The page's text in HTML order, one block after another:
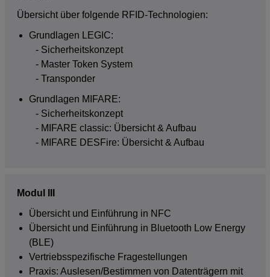
Übersicht über folgende RFID-Technologien:
Grundlagen LEGIC:
Sicherheitskonzept
Master Token System
Transponder
Grundlagen MIFARE:
Sicherheitskonzept
MIFARE classic: Übersicht & Aufbau
MIFARE DESFire: Übersicht & Aufbau
Modul III
Übersicht und Einführung in NFC
Übersicht und Einführung in Bluetooth Low Energy
(BLE)
Vertriebsspezifische Fragestellungen
Praxis: Auslesen/Bestimmen von Datenträgern mit